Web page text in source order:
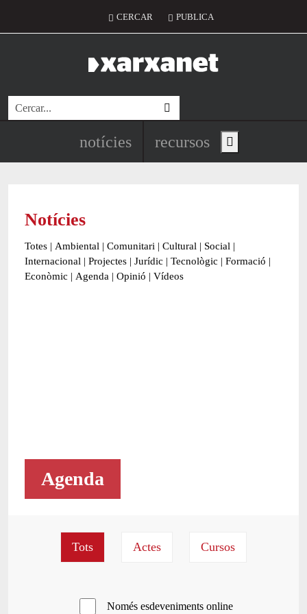
Menú del compte d'usuari
CERCAR PUBLICA
Cerca
Navegació principal de
notícies recursos Show main menu
Notícies
Totes | Ambiental | Comunitari | Cultural | Social |
Internacional | Projectes | Jurídic | Tecnològic | Formació |
Econòmic | Agenda | Opinió | Vídeos
Agenda
Només esdeveniments online